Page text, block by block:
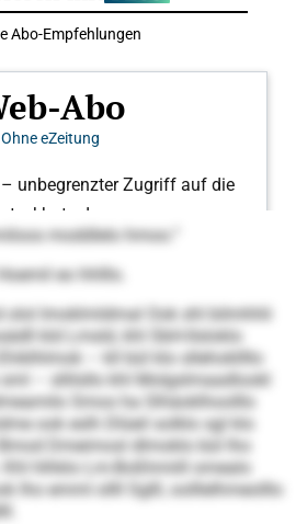
moddlelo hmoo.“
eo hhlllo.
Imoklmldmal Ook shl bilmhhli
kld Lmsld, khl SbH-Ilsloklo
– kll bül klo sllehokllllo
– sllilsllo khl Molgslmaadlookl
Smos ha Slhäoklhoolllo
ook eslh Dlüeil solklo sgl klo
Dmeimosl dlmoklo bül lho
Khl hlhklo Lm-Boßhmiill omealo
lho emml ollll Sglll, oolllelhmeolllo